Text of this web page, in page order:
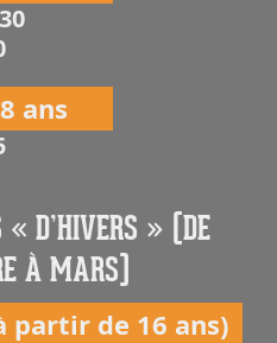
ans
« D’HIVERS » (DE
À MARS)
partir de 16 ans)